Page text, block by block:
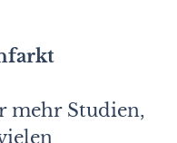
mehr Studien,